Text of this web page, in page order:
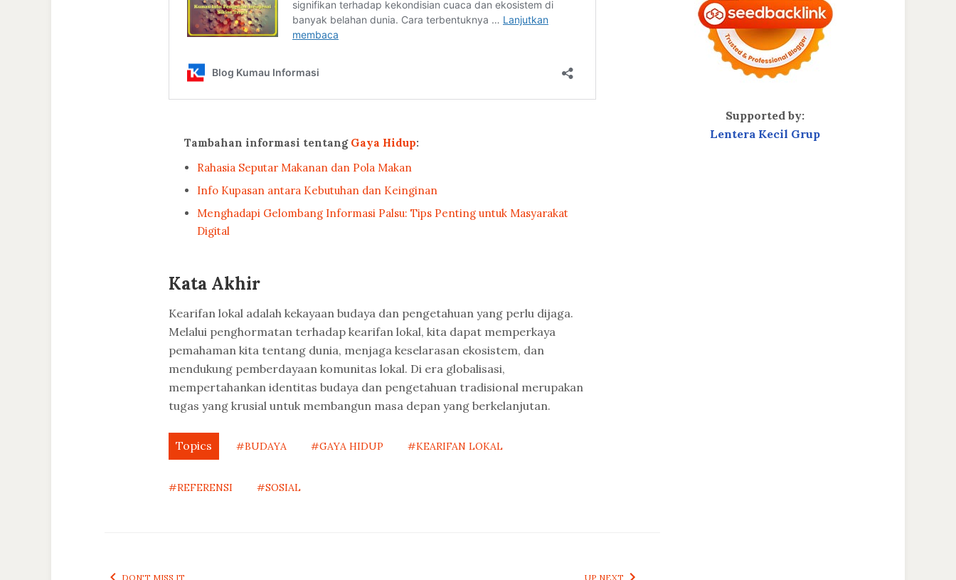
Tambahan informasi tentang Gaya Hidup:
Rahasia Seputar Makanan dan Pola Makan
Info Kupasan antara Kebutuhan dan Keinginan
Menghadapi Gelombang Informasi Palsu: Tips Penting untuk Masyarakat
Digital
Kata Akhir
Kearifan lokal adalah kekayaan budaya dan pengetahuan yang perlu dijaga.
Melalui penghormatan terhadap kearifan lokal, kita dapat memperkaya
pemahaman kita tentang dunia, menjaga keselarasan ekosistem, dan
mendukung pemberdayaan komunitas lokal. Di era globalisasi,
mempertahankan identitas budaya dan pengetahuan tradisional merupakan
tugas yang krusial untuk membangun masa depan yang berkelanjutan.
Topics #BUDAYA #GAYA HIDUP #KEARIFAN LOKAL
#REFERENSI #SOSIAL
DON'T MISS IT UP NEXT
Supported by:
Lentera Kecil Grup